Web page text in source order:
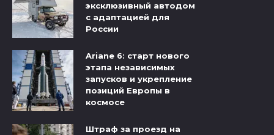
эксклюзивный автодом
с адаптацией для
России
Ariane 6: старт нового
этапа независимых
запусков и укрепление
позиций Европы в
космосе
Штраф за проезд на